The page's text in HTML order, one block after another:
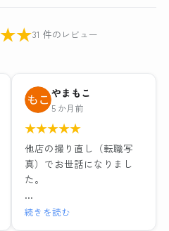
★★31 件のレビュー
やまもこ
5 か月前
★★★★★
他店の撮り直し（転職写
真）でお世話になりまし
た。
リクルートフォトプラン＋
続きを読む